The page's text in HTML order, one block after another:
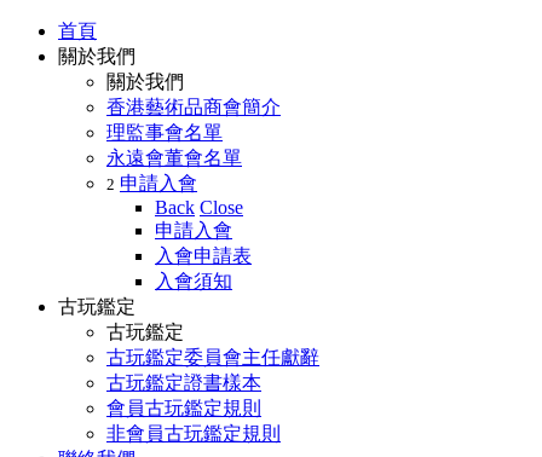
首頁
關於我們
關於我們
香港藝術品商會簡介
理監事會名單
永遠會董會名單
2 申請入會
Back Close
申請入會
入會申請表
入會須知
古玩鑑定
古玩鑑定
古玩鑑定委員會主任獻辭
古玩鑑定證書樣本
會員古玩鑑定規則
非會員古玩鑑定規則